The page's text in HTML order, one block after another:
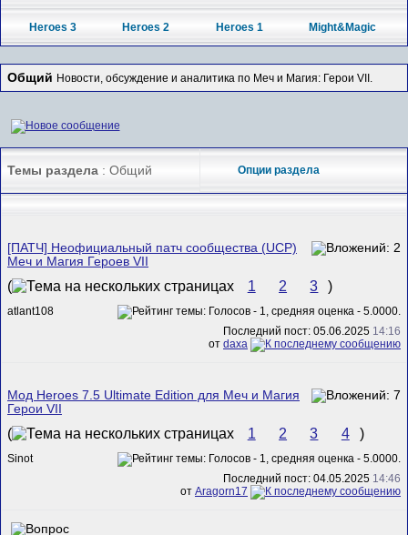
Heroes 3 Heroes 2 Heroes 1 Might&Magic
Общий Новости, обсуждение и аналитика по Меч и Магия: Герои VII.
Темы раздела : Общий Опции раздела
[ПАТЧ] Неофициальный патч сообщества (UCP)
Меч и Магия Героев VII
( 1 2 3 )
atlant108
Последний пост: 05.06.2025 14:16
от daxa
Мод Heroes 7.5 Ultimate Edition для Меч и Магия
Герои VII
( 1 2 3 4 )
Sinot
Последний пост: 04.05.2025 14:46
от Aragorn17